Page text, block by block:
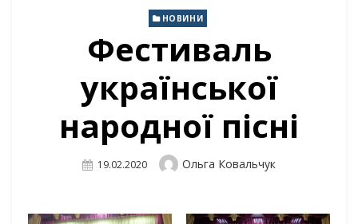
НОВИНИ
Фестиваль
української
народної пісні
Posted
19.02.2020 Author
Ольга Ковальчук